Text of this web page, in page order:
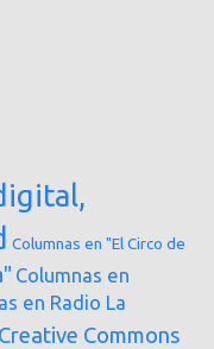
Columnas en "El Circo de
Columnas en
en Radio La
Creative Commons